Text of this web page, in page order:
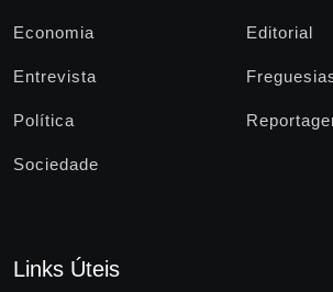
Economia Editorial
Entrevista
Política
Sociedade
Links Úteis